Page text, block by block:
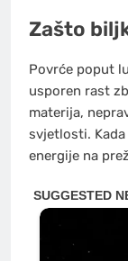
Zašto
Povrće poput
usporen rast
materija,
svjetlosti.
energije na